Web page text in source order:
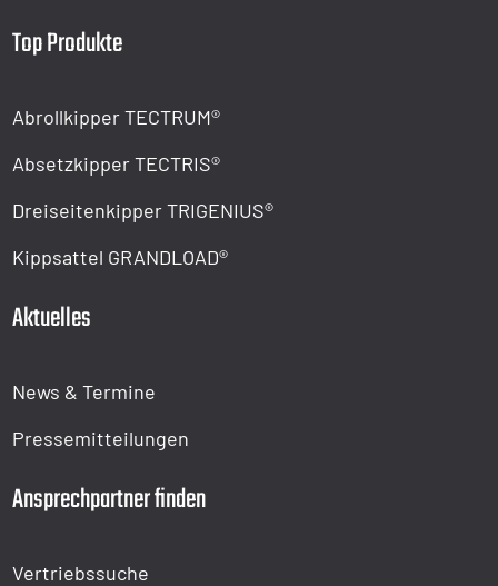
Top Produkte
Abrollkipper TECTRUM®
Absetzkipper TECTRIS®
Dreiseitenkipper TRIGENIUS®
Kippsattel GRANDLOAD®
Aktuelles
News & Termine
Pressemitteilungen
Ansprechpartner finden
Vertriebssuche